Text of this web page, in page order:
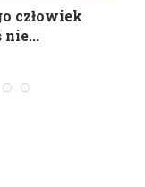
człowiek